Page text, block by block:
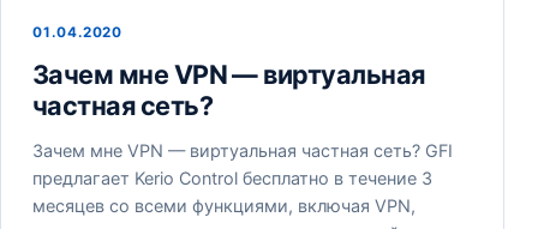
01.04.2020
Зачем мне VPN — виртуальная
частная сеть?
Зачем мне VPN — виртуальная частная сеть? GFI
предлагает Kerio Control бесплатно в течение 3
месяцев со всеми функциями, включая VPN,